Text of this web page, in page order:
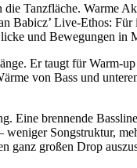
Tanzfläche. Warme
Babicz’ Live-Ethos:
und Bewegungen in
Er taugt für Warm-
von Bass und
Eine brennende
Songstruktur,
ganz großen Drop